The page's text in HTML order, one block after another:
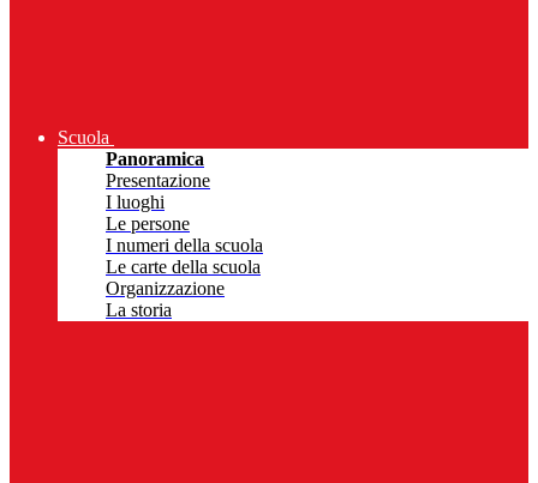
Scuola
Panoramica
Presentazione
I luoghi
Le persone
I numeri della scuola
Le carte della scuola
Organizzazione
La storia